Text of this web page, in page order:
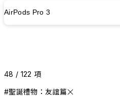
AirPods Pro 3
48 / 122 項
#聖誕禮物：友誼篇